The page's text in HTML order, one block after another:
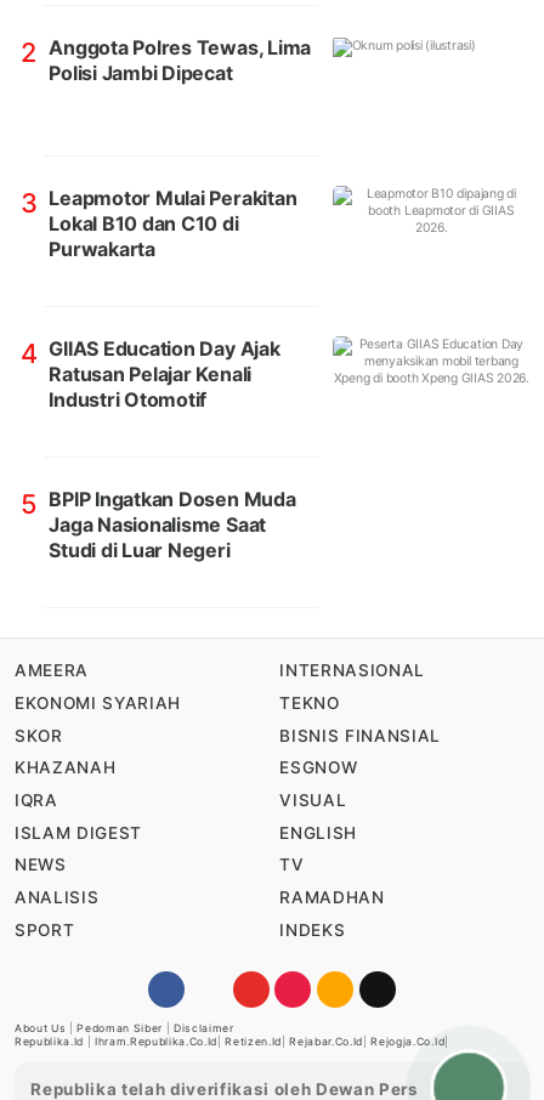
2 Anggota Polres Tewas, Lima
Polisi Jambi Dipecat
3 Leapmotor Mulai Perakitan
Lokal B10 dan C10 di
Purwakarta
4 GIIAS Education Day Ajak
Ratusan Pelajar Kenali
Industri Otomotif
5 BPIP Ingatkan Dosen Muda
Jaga Nasionalisme Saat
Studi di Luar Negeri
AMEERA
EKONOMI SYARIAH
SKOR
KHAZANAH
IQRA
ISLAM DIGEST
NEWS
ANALISIS
SPORT
INTERNASIONAL
TEKNO
BISNIS FINANSIAL
ESGNOW
VISUAL
ENGLISH
TV
RAMADHAN
INDEKS
About Us |Pedoman Siber |Disclaimer
Republika.id
|Ihram.republika.co.id |Retizen.id |Rejabar.co.id |Rejogja.co.id
Republika telah diverifikasi oleh Dewan Pers